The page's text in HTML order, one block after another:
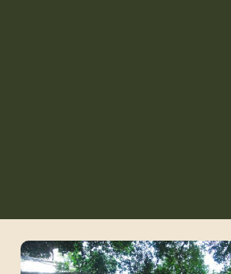
Play Video